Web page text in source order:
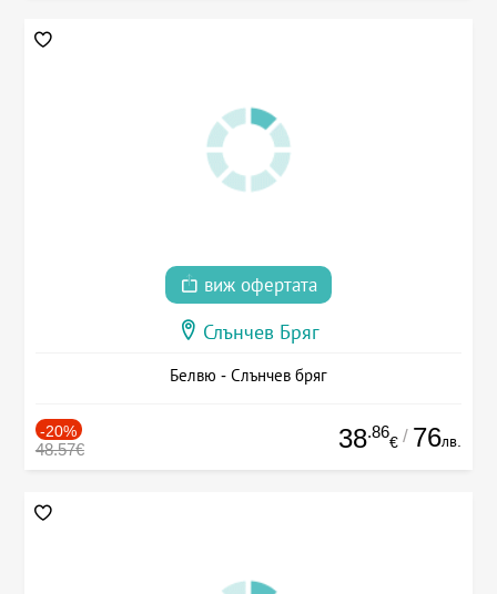
виж офертата
Слънчев Бряг
Белвю - Слънчев бряг
-20%
48.57€ 38.86
€ / 76лв.